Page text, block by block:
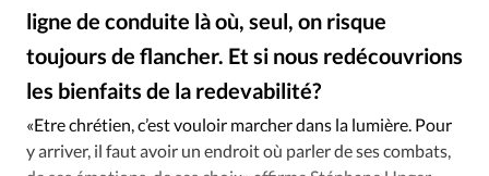
RUBRIQUES
Tous les articles
Actualité chrétienne
Actualité internationale
Chronique
Dossier
Eglises Foi Génération réveil
Monde
Opinions
Publireportage
Relations Aujourd'hui
ligne de conduite là où, seul, on risque
toujours de flancher. Et si nous redécouvrions
les bienfaits de la redevabilité?
«Etre chrétien, c’est vouloir marcher dans la lumière. Pour
y arriver, il faut avoir un endroit où parler de ses combats,